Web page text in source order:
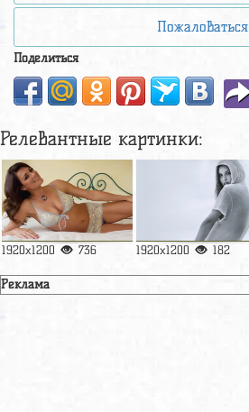
Пожаловаться
Поделиться
Релевантные картинки:
1920x1200 736 1920x1200 182
Реклама